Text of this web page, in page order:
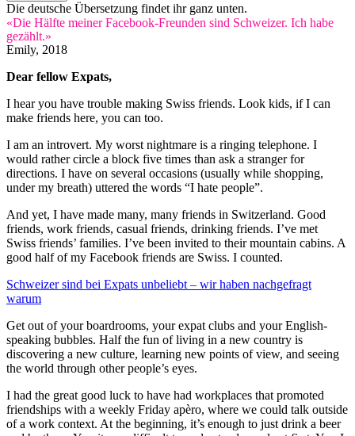
Die deutsche Übersetzung findet ihr ganz unten.
«Die Hälfte meiner Facebook-Freunden sind Schweizer. Ich habe
gezählt.»
Emily, 2018
Dear fellow Expats,
I hear you have trouble making Swiss friends. Look kids, if I can
make friends here, you can too.
I am an introvert. My worst nightmare is a ringing telephone. I
would rather circle a block five times than ask a stranger for
directions. I have on several occasions (usually while shopping,
under my breath) uttered the words “I hate people”.
And yet, I have made many, many friends in Switzerland. Good
friends, work friends, casual friends, drinking friends. I’ve met
Swiss friends’ families. I’ve been invited to their mountain cabins. A
good half of my Facebook friends are Swiss. I counted.
Schweizer sind bei Expats unbeliebt – wir haben nachgefragt
warum
Get out of your boardrooms, your expat clubs and your English-
speaking bubbles. Half the fun of living in a new country is
discovering a new culture, learning new points of view, and seeing
the world through other people’s eyes.
I had the great good luck to have had workplaces that promoted
friendships with a weekly Friday apèro, where we could talk outside
of a work context. At the beginning, it’s enough to just drink a beer